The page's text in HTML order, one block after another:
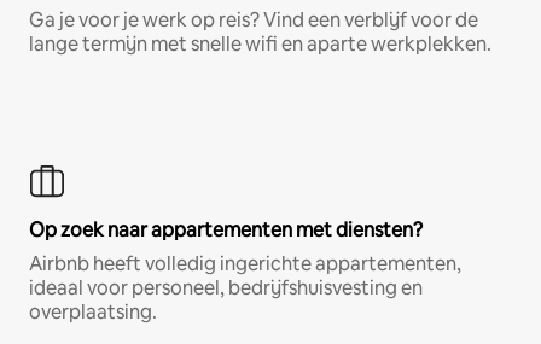
Ga je voor je werk op reis? Vind een verblijf voor de
lange termijn met snelle wifi en aparte werkplekken.
Op zoek naar appartementen met diensten?
Airbnb heeft volledig ingerichte appartementen,
ideaal voor personeel, bedrijfshuisvesting en
overplaatsing.